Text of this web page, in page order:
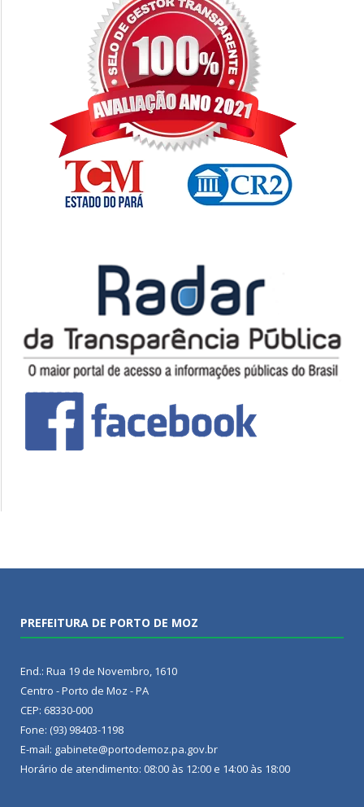
PREFEITURA DE PORTO DE MOZ
End.: Rua 19 de Novembro, 1610
Centro - Porto de Moz - PA
CEP: 68330-000
Fone: (93) 98403-1198
E-mail: gabinete@portodemoz.pa.gov.br
Horário de atendimento: 08:00 às 12:00 e 14:00 às 18:00